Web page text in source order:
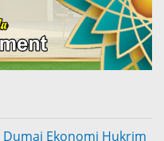
Dumai Ekonomi Hukrim